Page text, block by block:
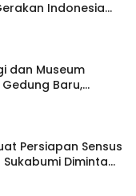
Indonesia
Agung
dan Museum
Baru,
Persiapan Sensus
Sukabumi Diminta